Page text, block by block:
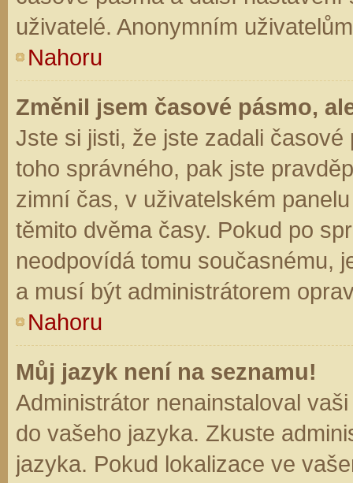
uživatelé. Anonymním
Nahoru
Změnil jsem časové pásmo,
Jste si jisti, že jste zadali
toho správného, pak jste
zimní čas, v uživatelském
těmito dvěma časy. Pokud po
neodpovídá tomu současnému,
a musí být administrátorem
Nahoru
Můj jazyk není na seznamu!
Administrátor nenainstaloval
do vašeho jazyka. Zkuste
jazyka. Pokud lokalizace ve